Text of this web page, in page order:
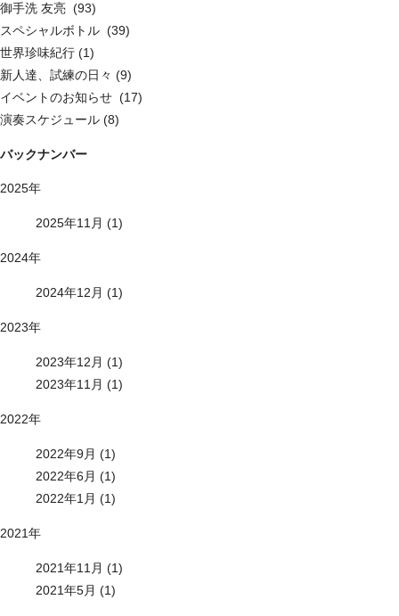
御手洗 友亮 (93)
スペシャルボトル (39)
世界珍味紀行 (1)
新人達、試練の日々 (9)
イベントのお知らせ (17)
演奏スケジュール (8)
バックナンバー
2025年
2025年11月 (1)
2024年
2024年12月 (1)
2023年
2023年12月 (1)
2023年11月 (1)
2022年
2022年9月 (1)
2022年6月 (1)
2022年1月 (1)
2021年
2021年11月 (1)
2021年5月 (1)